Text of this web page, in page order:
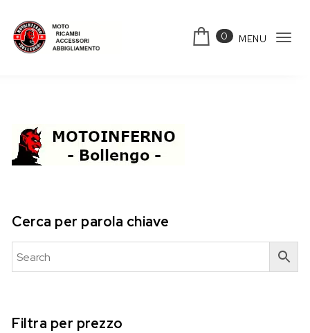
0 MENU
Cerca per parola chiave
Filtra per prezzo